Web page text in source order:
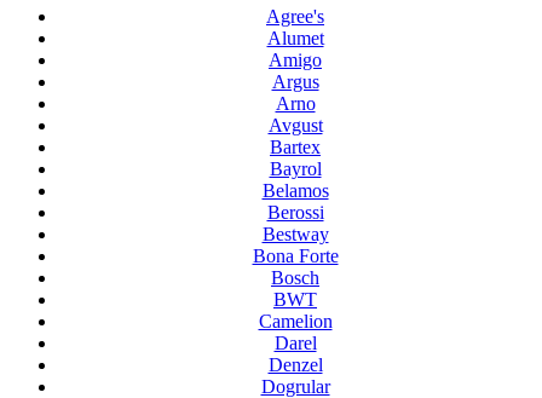
Agree's
Alumet
Amigo
Argus
Arno
Avgust
Bartex
Bayrol
Belamos
Berossi
Bestway
Bona Forte
Bosch
BWT
Camelion
Darel
Denzel
Dogrular